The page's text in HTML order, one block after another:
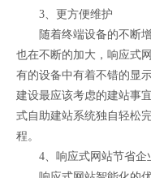
3、更方便维护
随着终端设备的不断增
也在不断的加大，响应式
有的设备中有着不错的显
建设最应该考虑的建站事
式自助建站系统独自轻松
程。
4、响应式网站节省企